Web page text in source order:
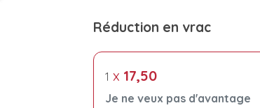
Réduction en vrac
1 x 17,50
Je ne veux pas d'avantage